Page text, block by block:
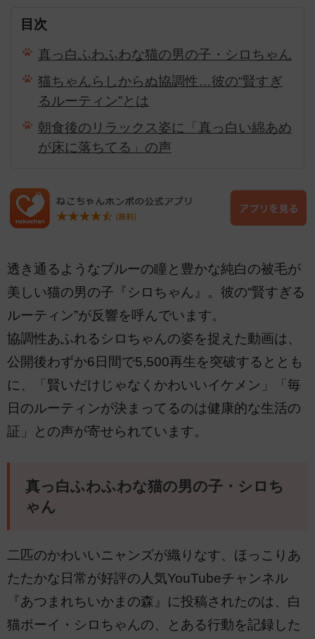
目次
真っ白ふわふわな猫の男の子・シロちゃん
猫ちゃんらしからぬ協調性…彼の“賢すぎ
るルーティン”とは
朝食後のリラックス姿に「真っ白い綿あめ
が床に落ちてる」の声
透き通るようなブルーの瞳と豊かな純白の被毛が
美しい猫の男の子『シロちゃん』。彼の“賢すぎる
ルーティン”が反響を呼んでいます。
協調性あふれるシロちゃんの姿を捉えた動画は、
公開後わずか6日間で5,500再生を突破するととも
に、「賢いだけじゃなくかわいいイケメン」「毎
日のルーティンが決まってるのは健康的な生活の
証」との声が寄せられています。
真っ白ふわふわな猫の男の子・シロち
ゃん
二匹のかわいいニャンズが織りなす、ほっこりあ
たたかな日常が好評の人気YouTubeチャンネル
『あつまれちいかまの森』に投稿されたのは、白
猫ボーイ・シロちゃんの、とある行動を記録した